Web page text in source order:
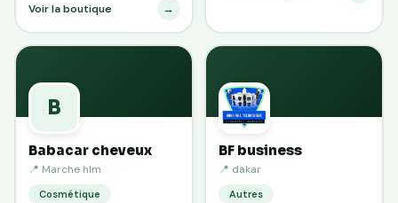
Voir la boutique →
B
Babacar cheveux
📍 Marche hlm
Cosmétique
BF business
📍 dakar
Autres